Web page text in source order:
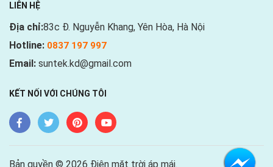
LIÊN HỆ
Địa chỉ:83c Đ. Nguyễn Khang, Yên Hòa, Hà Nội
Hotline: 0837 197 997
Email: suntek.kd@gmail.com
KẾT NỐI VỚI CHÚNG TÔI
Bản quyền © 2026 Điện mặt trời áp mái.